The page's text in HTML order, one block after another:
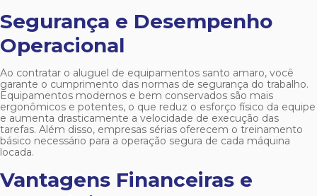
Segurança e Desempenho
Operacional
Ao contratar o aluguel de equipamentos santo amaro, você
garante o cumprimento das normas de segurança do trabalho.
Equipamentos modernos e bem conservados são mais
ergonômicos e potentes, o que reduz o esforço físico da equipe
e aumenta drasticamente a velocidade de execução das
tarefas. Além disso, empresas sérias oferecem o treinamento
básico necessário para a operação segura de cada máquina
locada.
Vantagens Financeiras e